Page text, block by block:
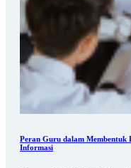
Peran Guru dalam Membentuk
Informasi